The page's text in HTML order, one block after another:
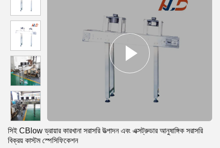
সিই CBlow ড্রায়ার কারখানা সরাসরি উত্পাদন এবং এক্সট্রুডার আনুষাঙ্গিক সরাসরি
বিক্রয় কাস্টম স্পেসিফিকেশন